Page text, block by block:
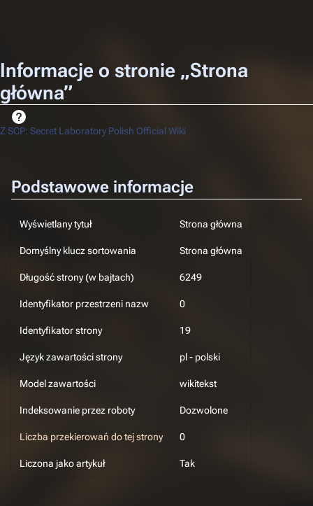
Informacje o stronie „Strona
główna”
Z SCP: Secret Laboratory Polish Official Wiki
Podstawowe informacje
Wyświetlany tytuł Strona główna
Domyślny klucz sortowania Strona główna
Długość strony (w bajtach) 6249
Identyfikator przestrzeni nazw 0
Identyfikator strony 19
Język zawartości strony pl - polski
Model zawartości wikitekst
Indeksowanie przez roboty Dozwolone
Liczba przekierowań do tej strony 0
Liczona jako artykuł Tak